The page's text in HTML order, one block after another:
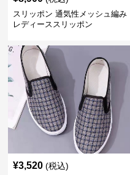
スリッポン 通気性メッシュ編み
レディーススリッポン
¥3,520 (税込)